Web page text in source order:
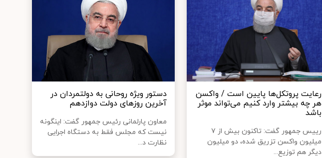
رعایت پروتکل‌ها پایین است / واکسن
هر چه بیشتر وارد کنیم می‌تواند موثر
باشد
رییس جمهور گفت: تاکنون بیش از ۷
میلیون واکسن تزریق شده، دو میلیون
دیگر هم توزیع...
دستور ویژه روحانی به دولتمردان در
آخرین روزهای دولت دوازدهم
معاون پارلمانی رئیس جمهور گفت: اینگونه
نیست که مجلس فقط به دستگاه اجرایی
نظارت د...